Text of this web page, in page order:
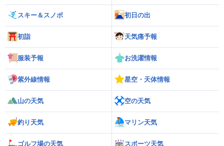
スキー＆スノボ 初日の出
初詣 天気痛予報
服装予報 お洗濯情報
紫外線情報 星空・天体情報
山の天気 空の天気
釣り天気 マリン天気
ゴルフ場の天気 スポーツ天気